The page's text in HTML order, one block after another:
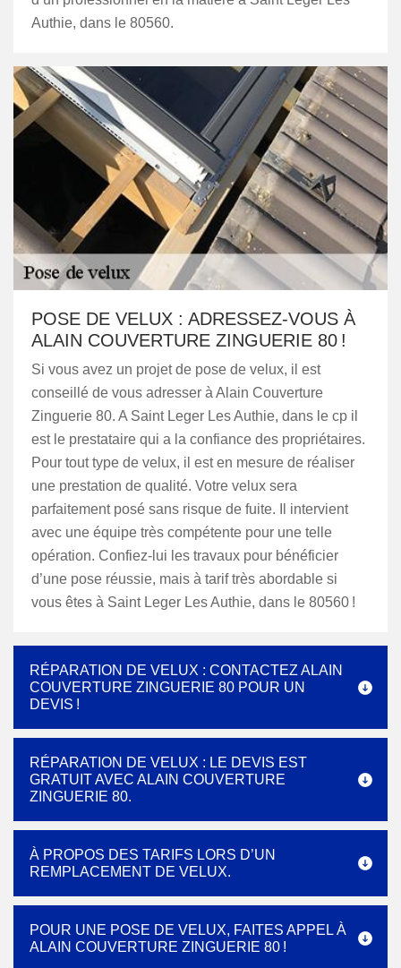
Authie, dans le 80560.
POSE DE VELUX : ADRESSEZ-VOUS À
ALAIN COUVERTURE ZINGUERIE 80 !
Si vous avez un projet de pose de velux, il est
conseillé de vous adresser à Alain Couverture
Zinguerie 80. A Saint Leger Les Authie, dans le cp il
est le prestataire qui a la confiance des propriétaires.
Pour tout type de velux, il est en mesure de réaliser
une prestation de qualité. Votre velux sera
parfaitement posé sans risque de fuite. Il intervient
avec une équipe très compétente pour une telle
opération. Confiez-lui les travaux pour bénéficier
d’une pose réussie, mais à tarif très abordable si
vous êtes à Saint Leger Les Authie, dans le 80560 !
RÉPARATION DE VELUX : CONTACTEZ ALAIN
COUVERTURE ZINGUERIE 80 POUR UN
DEVIS !
RÉPARATION DE VELUX : LE DEVIS EST
GRATUIT AVEC ALAIN COUVERTURE
ZINGUERIE 80.
À PROPOS DES TARIFS LORS D’UN
REMPLACEMENT DE VELUX.
POUR UNE POSE DE VELUX, FAITES APPEL À
ALAIN COUVERTURE ZINGUERIE 80 !